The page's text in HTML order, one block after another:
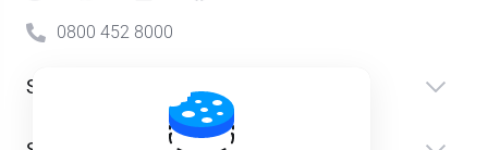
0800 452 8000
Services